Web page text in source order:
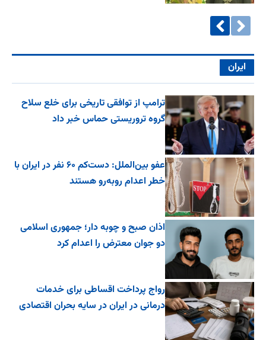
ایران
ترامپ از توافقی تاریخی برای خلع ‌سلاح
گروه تروریستی حماس خبر داد
عفو بین‌الملل: دست‌کم ۶۰ نفر در ایران با
خطر اعدام روبه‌رو هستند
اذان صبح و چوبه دار؛ جمهوری اسلامی
دو جوان معترض را اعدام کرد
رواج پرداخت اقساطی برای خدمات
درمانی در ایران در سایه بحران اقتصادی